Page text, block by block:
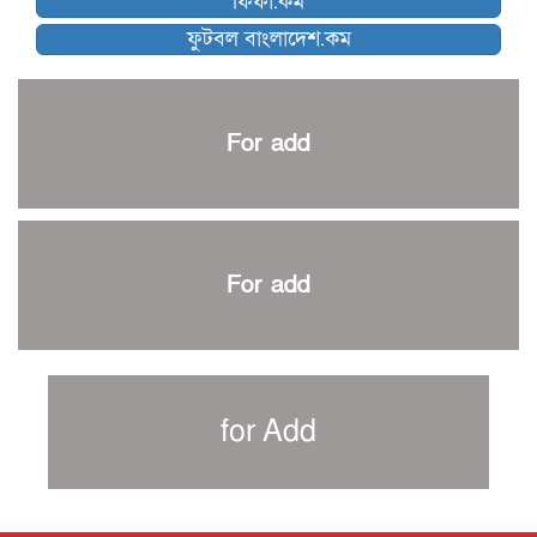
নেইমারকে নিয়েই বিশ্বকাপে ব্রাজিলের প্রাথমিক স্কোয়াড
আর্জেন্টিনার ৫৫ সদস্যের প্রাথমিক দল ঘোষণা
পাকিস্তানের বিপক্ষে ঐতিহাসিক জয়ে ক্রীড়া প্রতিমন্ত্রীর অভিনন্দন
শান্ত-মুমিনুলদের ব্যাটে প্রথম দিন বাংলাদেশের
প্রচার বিমুখ এক ক্রীড়া অন্তপ্রাণ সংগঠক
নতুন সভাপতি পাচ্ছে ক্রিকেটের আইন প্রণয়নকারী সংস্থা এমসিসি
সাফের হ্যাটট্রিক মিশনে থাইল্যান্ডের পথে আফঈদারা
বায়ার্নকে বিদায় করে ফাইনালে পিএসজি
ফুটবল বাংলাদেশ.কম
For add
For add
for Add